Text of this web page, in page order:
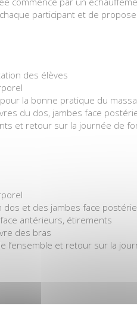
participant et de
des élèves
pour la bonne pratique du
du dos, jambes face
et retour sur la journée de
dos et des jambes face
face antérieurs, étirements
des bras
l’ensemble et retour sur la